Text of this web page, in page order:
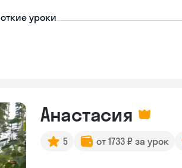
уроки
Анастасия
5 от 1733 ₽ за урок